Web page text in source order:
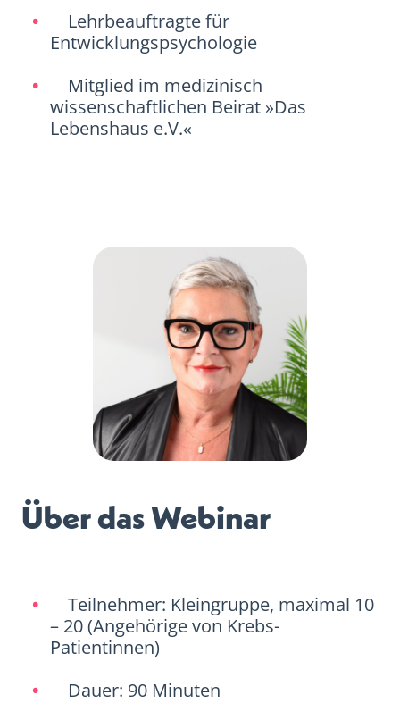
Lehrbeauftragte für
Entwicklungspsychologie
Mitglied im medizinisch
wissenschaftlichen Beirat »Das
Lebenshaus e.V.«
Über das Webinar
Teilnehmer: Kleingruppe, maximal 10
– 20 (Angehörige von Krebs-
Patientinnen)
Dauer: 90 Minuten